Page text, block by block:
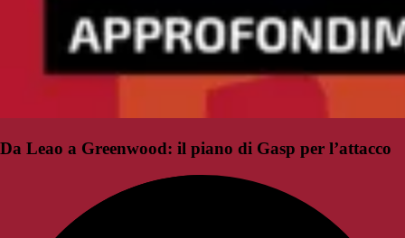
Da Leao a Greenwood: il piano di Gasp per l’attacco